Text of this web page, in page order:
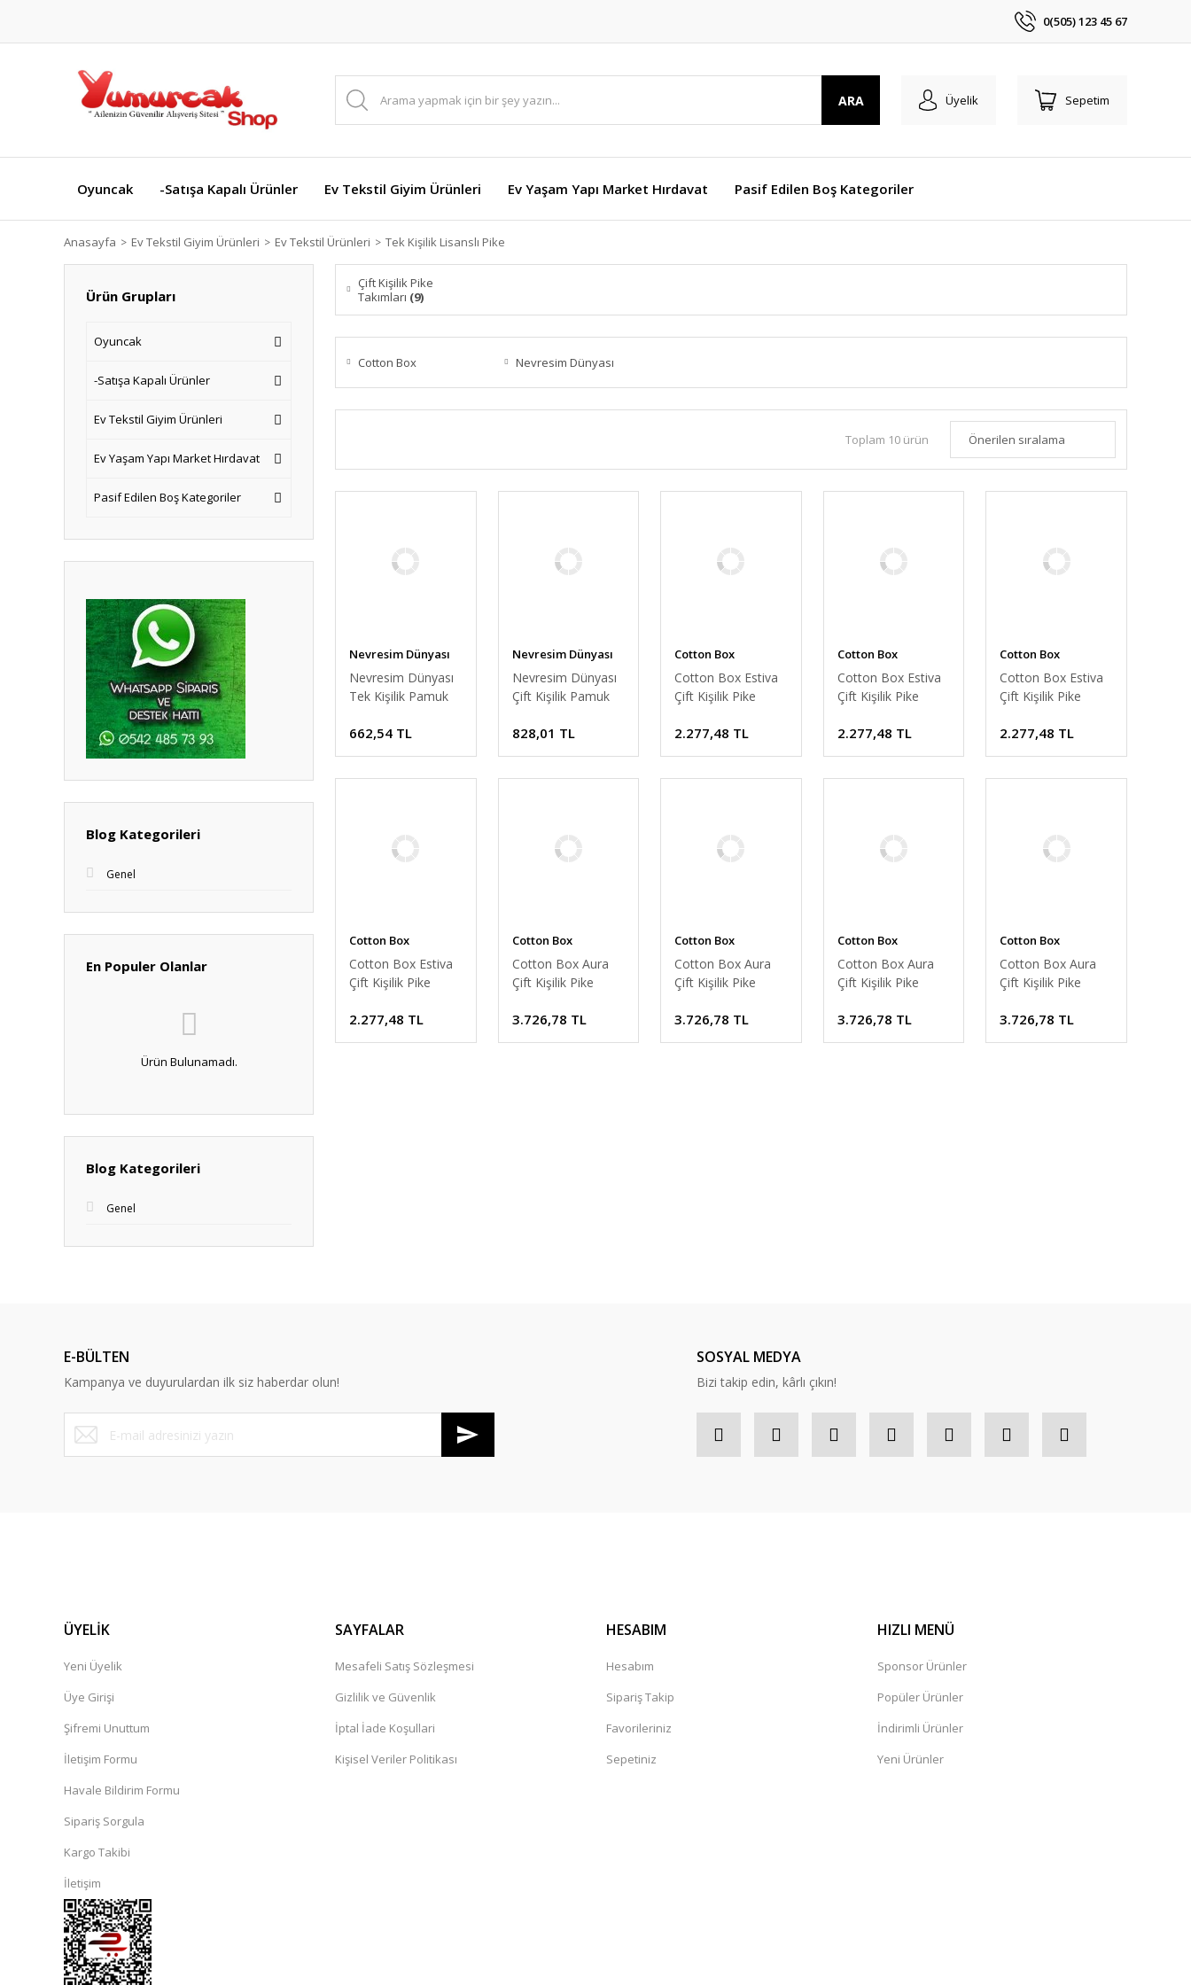
0(505) 123 45 67
ARA Üyelik Sepetim
Oyuncak -Satışa Kapalı Ürünler Ev Tekstil Giyim Ürünleri Ev Yaşam Yapı Market Hırdavat Pasif Edilen Boş Kategoriler
Anasayfa Ev Tekstil Giyim Ürünleri Ev Tekstil Ürünleri Tek Kişilik Lisanslı Pike
Ürün Grupları
Oyuncak
-Satışa Kapalı Ürünler
Ev Tekstil Giyim Ürünleri
Ev Yaşam Yapı Market Hırdavat
Pasif Edilen Boş Kategoriler
Blog Kategorileri
Genel
En Populer Olanlar
Ürün Bulunamadı.
Blog Kategorileri
Genel
Çift Kişilik Pike
Takımları (9)
Cotton Box Nevresim Dünyası
Toplam 10 ürün
Nevresim Dünyası
Nevresim Dünyası
Tek Kişilik Pamuk
160x240
662,54 TL
Nevresim Dünyası
Nevresim Dünyası
Çift Kişilik Pamuk
828,01 TL
Cotton Box
Cotton Box Estiva
Çift Kişilik Pike
Lila
2.277,48 TL
Cotton Box
Cotton Box Estiva
Çift Kişilik Pike
Pembe
2.277,48 TL
Cotton Box
Cotton Box Estiva
Çift Kişilik Pike
Somon
2.277,48 TL
Cotton Box
Cotton Box Estiva
Çift Kişilik Pike
2.277,48 TL
Cotton Box
Cotton Box Aura
Çift Kişilik Pike
Hardal
3.726,78 TL
Cotton Box
Cotton Box Aura
Çift Kişilik Pike
Pembe
3.726,78 TL
Cotton Box
Cotton Box Aura
Çift Kişilik Pike
3.726,78 TL
Cotton Box
Cotton Box Aura
Çift Kişilik Pike
İndigo
3.726,78 TL
E-BÜLTEN
Kampanya ve duyurulardan ilk siz haberdar olun!
SOSYAL MEDYA
Bizi takip edin, kârlı çıkın!
ÜYELİK
Yeni Üyelik
Üye Girişi
Şifremi Unuttum
İletişim Formu
Havale Bildirim Formu
Sipariş Sorgula
Kargo Takibi
İletişim
SAYFALAR
Mesafeli Satış Sözleşmesi
Gizlilik ve Güvenlik
İptal İade Koşullari
Kişisel Veriler Politikası
HESABIM
Hesabım
Sipariş Takip
Favorileriniz
Sepetiniz
HIZLI MENÜ
Sponsor Ürünler
Popüler Ürünler
İndirimli Ürünler
Yeni Ürünler